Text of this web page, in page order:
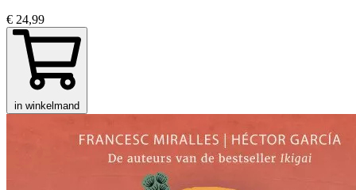
€ 24,99
in winkelmand